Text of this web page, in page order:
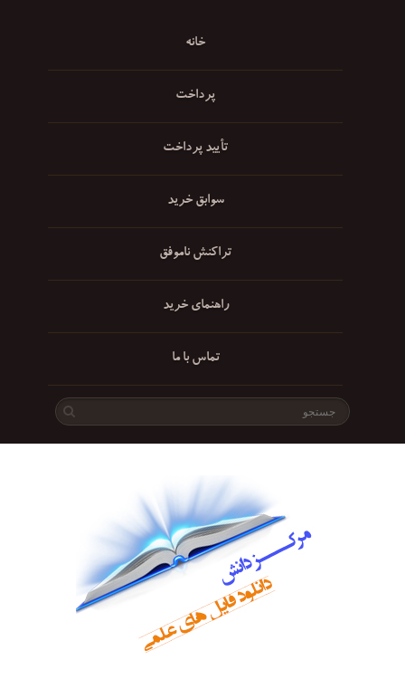
خانه
پرداخت
تأیید پرداخت
سوابق خرید
تراکنش ناموفق
راهنمای خرید
تماس با ما